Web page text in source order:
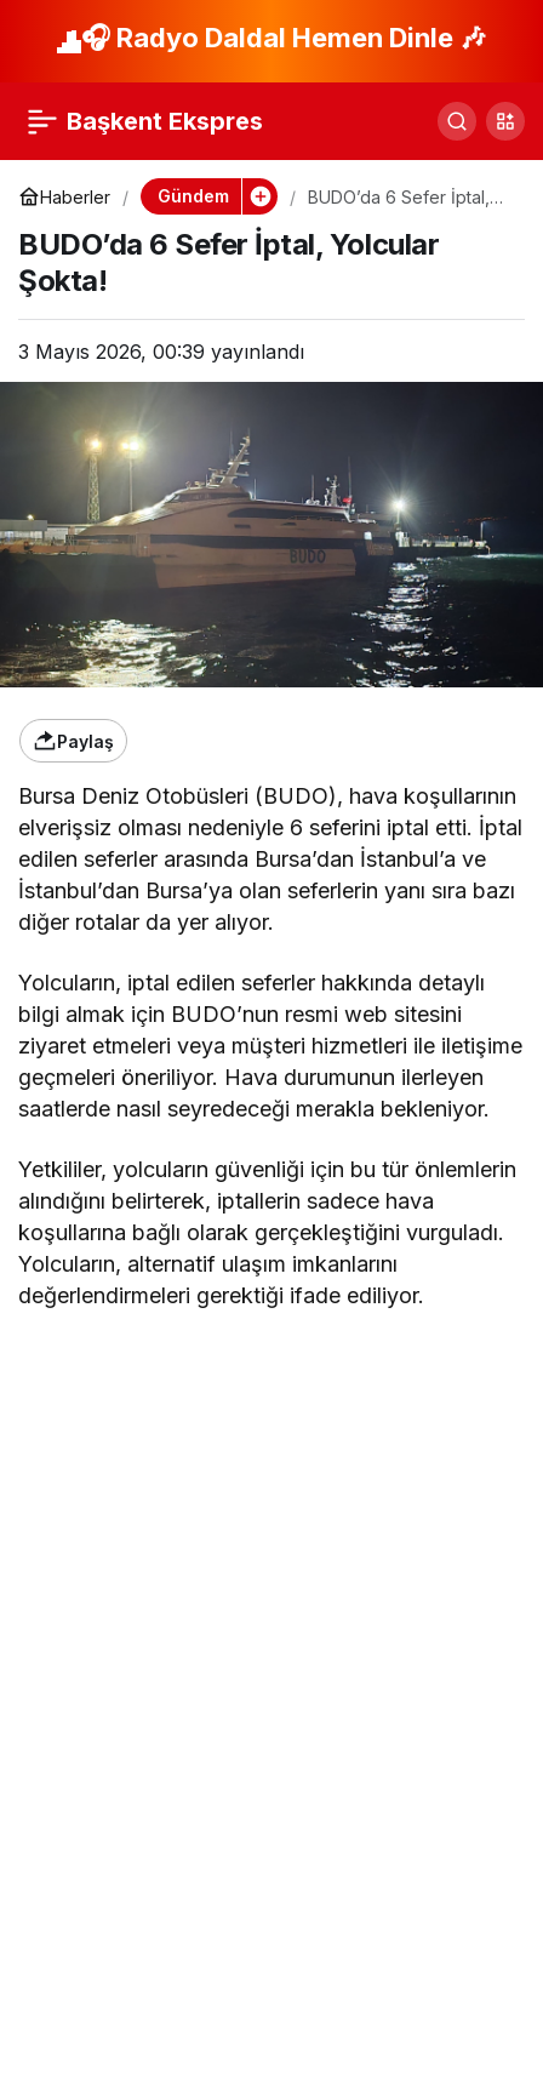
🎧 Radyo Daldal Hemen Dinle 🎶
Başkent Ekspres
Haberler Gündem
BUDO’da 6 Sefer İptal,
BUDO’da 6 Sefer İptal, Yolcular
Şokta!
3 Mayıs 2026, 00:39 yayınlandı
Paylaş
Bursa Deniz Otobüsleri (BUDO), hava koşullarının
elverişsiz olması nedeniyle 6 seferini iptal etti. İptal
edilen seferler arasında Bursa’dan İstanbul’a ve
İstanbul’dan Bursa’ya olan seferlerin yanı sıra bazı
diğer rotalar da yer alıyor.
Yolcuların, iptal edilen seferler hakkında detaylı
bilgi almak için BUDO’nun resmi web sitesini
ziyaret etmeleri veya müşteri hizmetleri ile iletişime
geçmeleri öneriliyor. Hava durumunun ilerleyen
saatlerde nasıl seyredeceği merakla bekleniyor.
Yetkililer, yolcuların güvenliği için bu tür önlemlerin
alındığını belirterek, iptallerin sadece hava
koşullarına bağlı olarak gerçekleştiğini vurguladı.
Yolcuların, alternatif ulaşım imkanlarını
değerlendirmeleri gerektiği ifade ediliyor.
Baba-Oğul Arasındaki Paylaş